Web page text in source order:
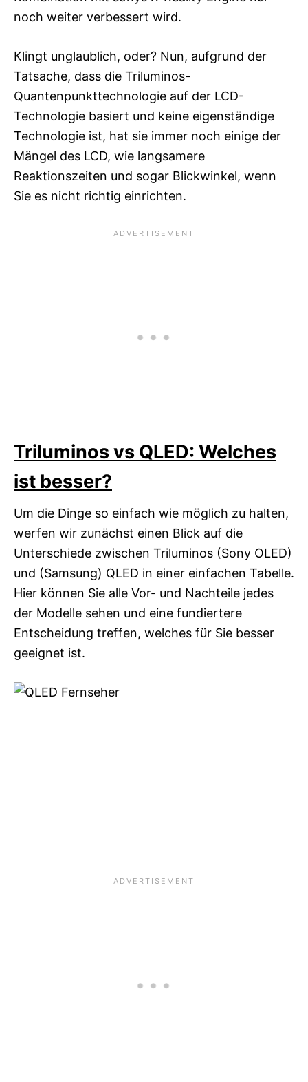
noch weiter verbessert wird.
Klingt unglaublich, oder? Nun, aufgrund der
Tatsache, dass die Triluminos-
Quantenpunkttechnologie auf der LCD-
Technologie basiert und keine eigenständige
Technologie ist, hat sie immer noch einige der
Mängel des LCD, wie langsamere
Reaktionszeiten und sogar Blickwinkel, wenn
Sie es nicht richtig einrichten.
Triluminos vs QLED: Welches
ist besser?
Um die Dinge so einfach wie möglich zu halten,
werfen wir zunächst einen Blick auf die
Unterschiede zwischen Triluminos (Sony OLED)
und (Samsung) QLED in einer einfachen Tabelle.
Hier können Sie alle Vor- und Nachteile jedes
der Modelle sehen und eine fundiertere
Entscheidung treffen, welches für Sie besser
geeignet ist.